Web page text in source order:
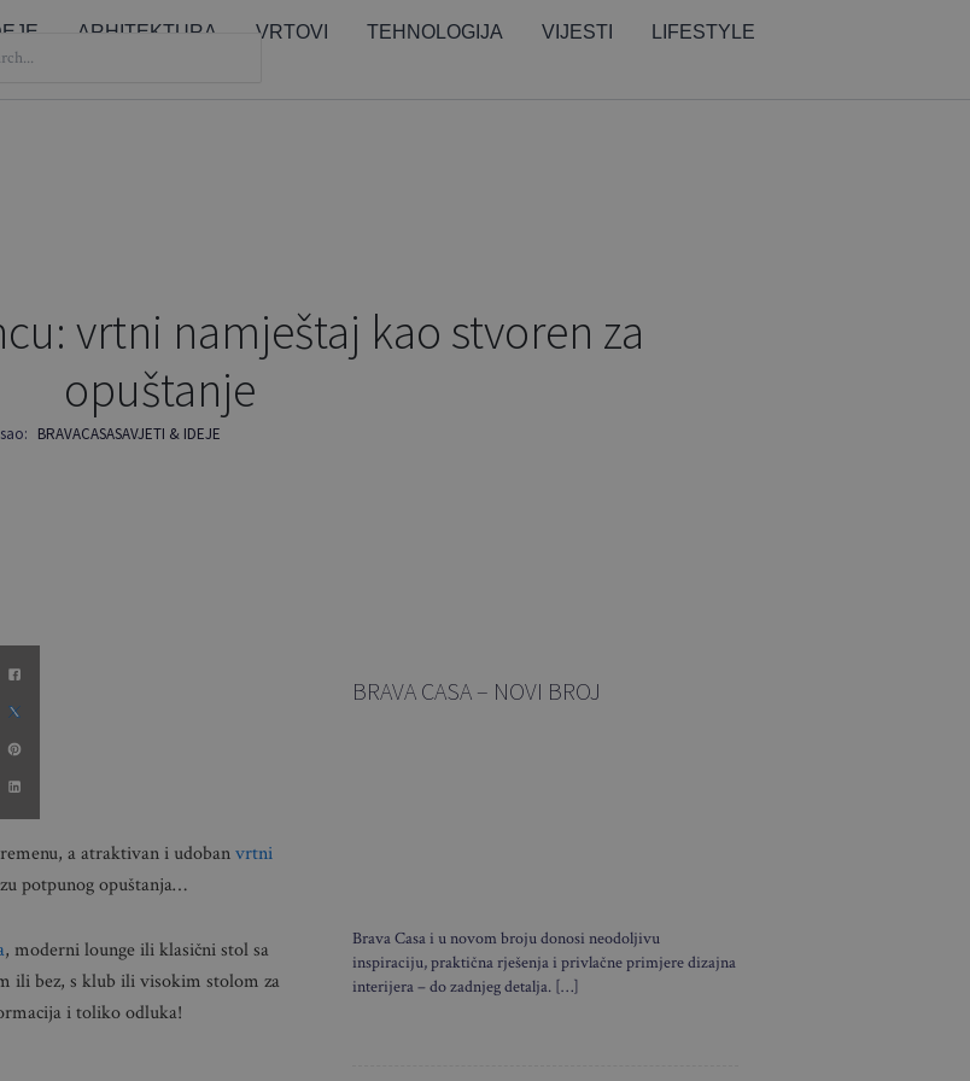
ARHITEKTURA VRTOVI TEHNOLOGIJA VIJESTI
LIFESTYLE
vrtni namještaj kao stvoren za
opuštanje
BRAVACASASAVJETI & IDEJE
a atraktivan i udobanvrtni
potpunog opuštanja…
, moderni lounge ili klasični stol sa
ili bez, s klub ili visokim stolom za
i toliko odluka!
BRAVA CASA – NOVI BROJ
Brava Casa i u novom broju donosi neodoljivu
inspiraciju, praktična rješenja i privlačne primjere dizajna
interijera – do zadnjeg detalja. […]